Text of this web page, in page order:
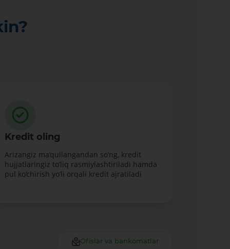
Kredit oling
Arizangiz ma’qullangandan so‘ng, kredit
hujjatlaringiz to‘liq rasmiylashtiriladi hamda
pul ko‘chirish yo‘li orqali kredit ajratiladi
Ofislar va bankomatlar